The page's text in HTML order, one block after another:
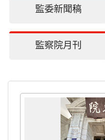
監委新聞稿
監察院月刊